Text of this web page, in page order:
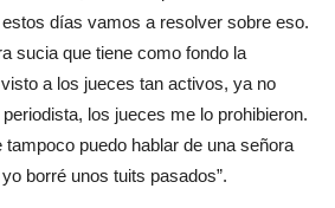
días vamos a resolver sobre eso.
sucia que tiene como fondo la
a los jueces tan activos, ya no
los jueces me lo prohibieron.
tampoco puedo hablar de una señora
borré unos tuits pasados”.